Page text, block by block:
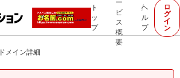
ト
ッ
プ
ー
ビ
ス
概
要
ヘ
ル
プ
ロ
グ
イ
ン
ドメイン詳細